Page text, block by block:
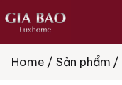
Home Sản phẩm